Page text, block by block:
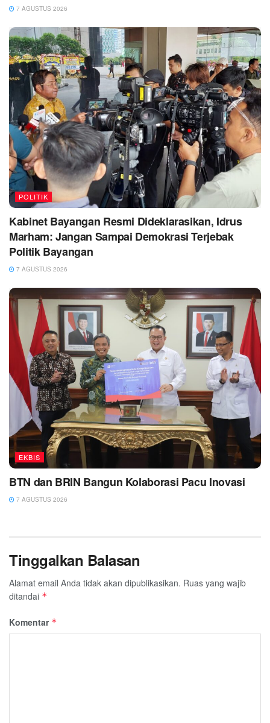
7 AGUSTUS 2026
POLITIK
Kabinet Bayangan Resmi Dideklarasikan, Idrus
Marham: Jangan Sampai Demokrasi Terjebak
Politik Bayangan
7 AGUSTUS 2026
EKBIS
BTN dan BRIN Bangun Kolaborasi Pacu Inovasi
7 AGUSTUS 2026
Tinggalkan Balasan
Alamat email Anda tidak akan dipublikasikan. Ruas yang wajib
ditandai *
Komentar *